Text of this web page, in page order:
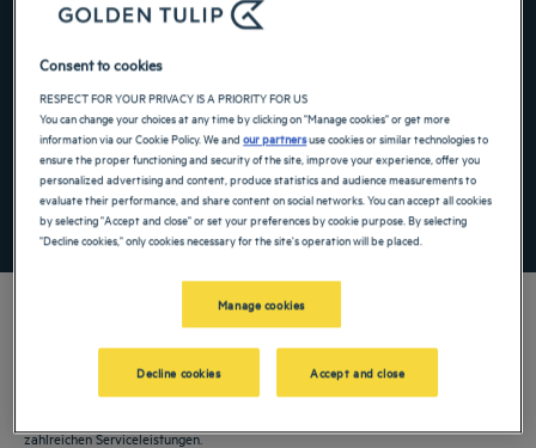
Navigate forward to interact with the calendar and select a date. Press the
FINDEN SIE EIN HOTEL
Spezialcode hinzufügen
Entdecken Sie unsere 3-, 4- und 5-Sterne-Hotels in Rumänien! Buchen Sie Ihr
Zimmer für einen Familienurlaub oder eine angenehme Geschäftsreise in unseren
zahlreichen Serviceleistungen.
Consent to cookies
RESPECT FOR YOUR PRIVACY IS A PRIORITY FOR US
You can change your choices at any time by clicking on "Manage cookies" or get more
information via our Cookie Policy. We andour partnersuse cookies or similar technologies to
ensure the proper functioning and security of the site, improve your experience, offer you
personalized advertising and content, produce statistics and audience measurements to
evaluate their performance, and share content on social networks. You can accept all cookies
by selecting "Accept and close" or set your preferences by cookie purpose. By selecting
"Decline cookies," only cookies necessary for the site's operation will be placed.
Manage cookies
Decline cookies Accept and close